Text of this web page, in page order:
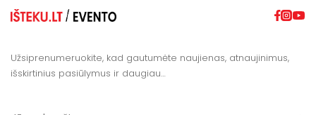
Užsiprenumeruokite, kad gautumėte naujienas, atnaujinimus,
išskirtinius pasiūlymus ir daugiau…
E